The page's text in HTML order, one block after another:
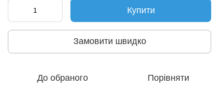
Купити
Замовити швидко
До обраного Порівняти